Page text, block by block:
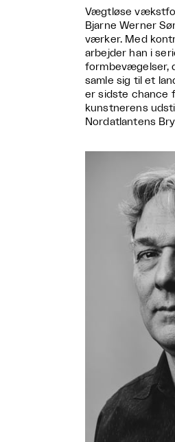
Vægtløse
Bjarne Werner
værker. Med
arbejder han i
formbevægelser,
samle sig til et
er sidste chance
kunstnerens
Nordatlantens